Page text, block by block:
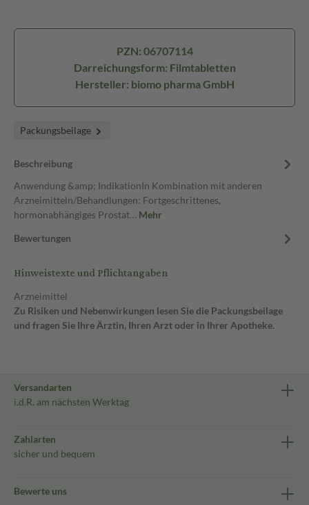
PZN: 06707114
Darreichungsform: Filmtabletten
Hersteller: biomo pharma GmbH
Packungsbeilage
Beschreibung
Anwendung &amp; IndikationIn Kombination mit anderen
Arzneimitteln/Behandlungen: Fortgeschrittenes,
hormonabhängiges Prostat… Mehr
Bewertungen
Hinweistexte und Pflichtangaben
Arzneimittel
Zu Risiken und Nebenwirkungen lesen Sie die Packungsbeilage
und fragen Sie Ihre Ärztin, Ihren Arzt oder in Ihrer Apotheke.
Versandarten
i.d.R. am nächsten Werktag
Zahlarten
sicher und bequem
Bewerte uns